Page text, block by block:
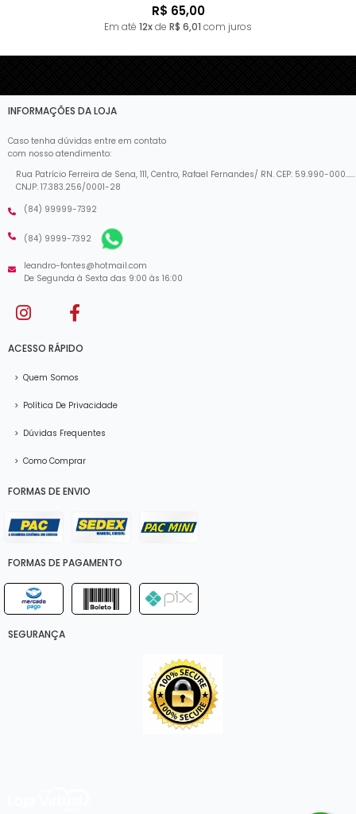
R$ 65,00
Em até 12xde R$ 6,01 com juros
INFORMAÇÕES DA LOJA
Caso tenha dúvidas entre em contato
com nosso atendimento:
Rua Patrício Ferreira de Sena, 111, Centro, Rafael Fernandes/ RN. CEP: 59.990-000......
CNJP: 17.383.256/0001-28
(84) 99999-7392
(84) 9999-7392
leandro-fontes@hotmail.com
De Segunda à Sexta das 9:00 às 16:00
ACESSO RÁPIDO
> Quem Somos
> Política De Privacidade
> Dúvidas Frequentes
> Como Comprar
FORMAS DE ENVIO
FORMAS DE PAGAMENTO
SEGURANÇA